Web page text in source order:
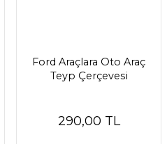
Ford Araçlara Oto Araç
Teyp Çerçevesi
290,00 TL